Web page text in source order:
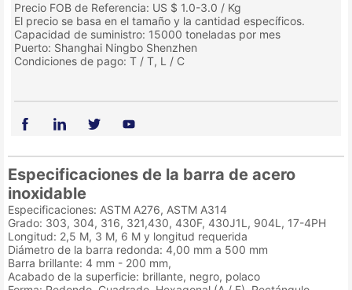
Precio FOB de Referencia: US $ 1.0-3.0 / Kg
El precio se basa en el tamaño y la cantidad específicos.
Capacidad de suministro: 15000 toneladas por mes
Puerto: Shanghai Ningbo Shenzhen
Condiciones de pago: T / T, L / C
Especificaciones de la barra de acero
inoxidable
Especificaciones: ASTM A276, ASTM A314
Grado: 303, 304, 316, 321,430, 430F, 430J1L, 904L, 17-4PH
Longitud: 2,5 M, 3 M, 6 M y longitud requerida
Diámetro de la barra redonda: 4,00 mm a 500 mm
Barra brillante: 4 mm - 200 mm,
Acabado de la superficie: brillante, negro, polaco